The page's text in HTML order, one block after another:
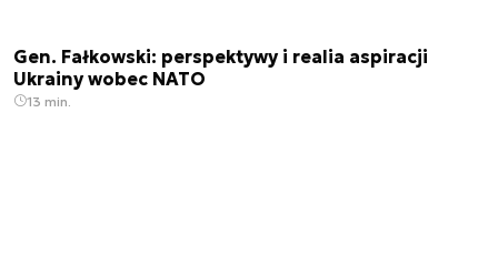
Gen. Fałkowski: perspektywy i realia aspiracji
Ukrainy wobec NATO
13 min.